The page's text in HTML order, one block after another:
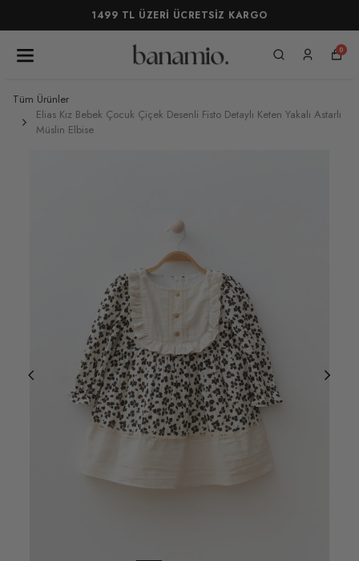
1499 TL ÜZERİ ÜCRETSİZ KARGO
0
Tüm Ürünler
Elias Kız Bebek Çocuk Çiçek Desenli Fisto Detaylı Keten Yakalı Astarlı
Müslin Elbise